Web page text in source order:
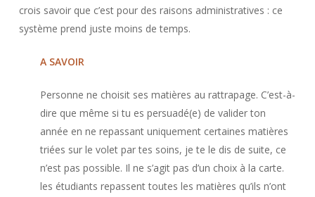
crois savoir que c’est pour des raisons administratives : ce
système prend juste moins de temps.
A SAVOIR
Personne ne choisit ses matières au rattrapage. C’est-à-
dire que même si tu es persuadé(e) de valider ton
année en ne repassant uniquement certaines matières
triées sur le volet par tes soins, je te le dis de suite, ce
n’est pas possible. Il ne s’agit pas d’un choix à la carte.
les étudiants repassent toutes les matières qu’ils n’ont